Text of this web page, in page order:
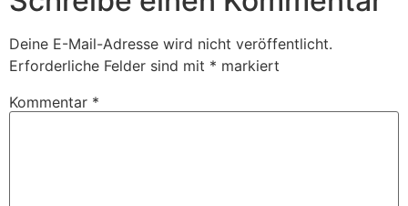
Deine E-Mail-Adresse wird nicht veröffentlicht.
Erforderliche Felder sind mit * markiert
Kommentar *